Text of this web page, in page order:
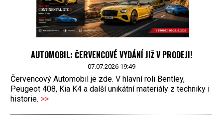
AUTOMOBIL: ČERVENCOVÉ VYDÁNÍ JIŽ V PRODEJI!
07.07.2026 19:49
Červencový Automobil je zde. V hlavní roli Bentley,
Peugeot 408, Kia K4 a další unikátní materiály z techniky i
historie. >>